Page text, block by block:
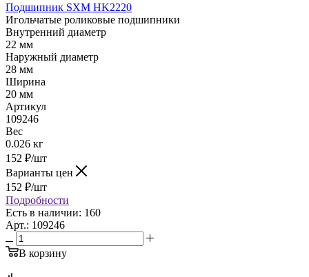
Подшипник SXM HK2220
Игольчатые роликовые подшипники
Внутренний диаметр
22 мм
Наружный диаметр
28 мм
Ширина
20 мм
Артикул
109246
Вес
0.026 кг
152 ₽/шт
Варианты цен
152 ₽/шт
Подробности
Есть в наличии: 160
Арт.: 109246
В корзину